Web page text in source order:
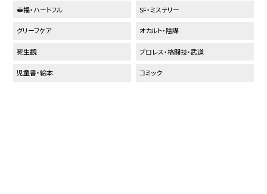
幸福・ハートフル
グリーフケア
死生観
児童書・絵本
SF・ミステリー
オカルト・陰謀
プロレス・格闘技・武道
コミック